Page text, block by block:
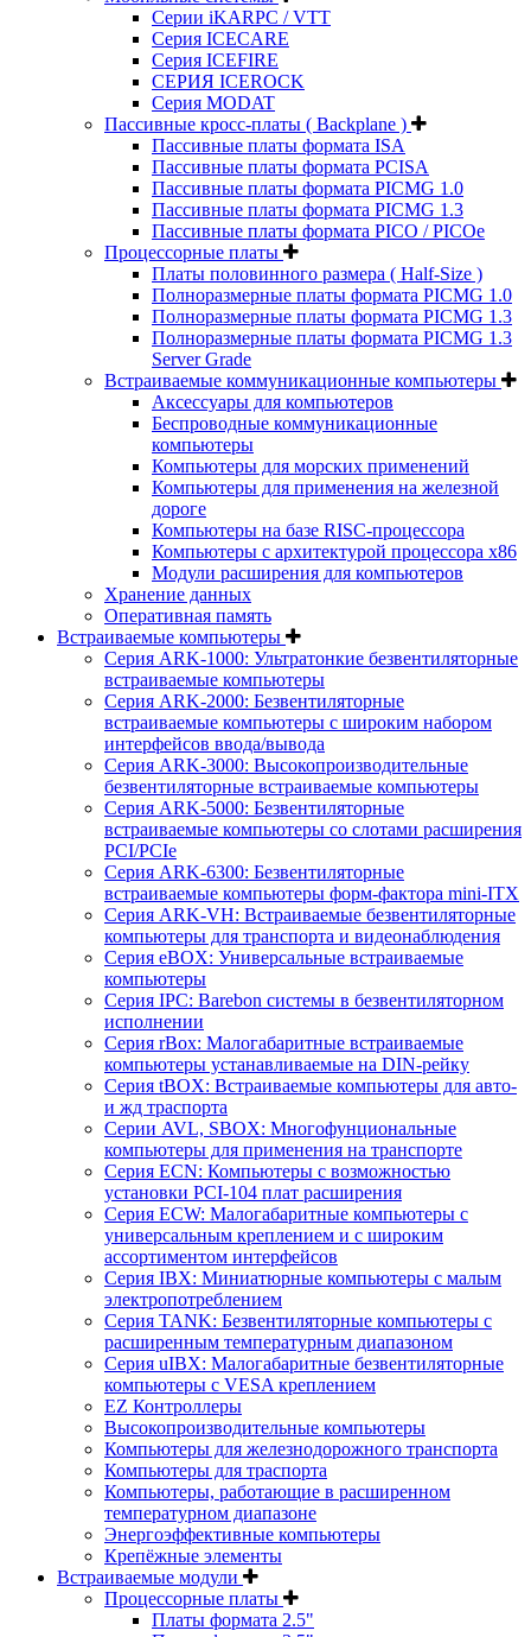
Серии iKARPC / VTT
Серия ICECARE
Серия ICEFIRE
СЕРИЯ ICEROCK
Серия MODAT
Пассивные кросс-платы ( Backplane )
Пассивные платы формата ISA
Пассивные платы формата PCISA
Пассивные платы формата PICMG 1.0
Пассивные платы формата PICMG 1.3
Пассивные платы формата PICO / PICOe
Процессорные платы
Платы половинного размера ( Half-Size )
Полноразмерные платы формата PICMG 1.0
Полноразмерные платы формата PICMG 1.3
Полноразмерные платы формата PICMG 1.3
Server Grade
Встраиваемые коммуникационные компьютеры
Аксессуары для компьютеров
Беспроводные коммуникационные
компьютеры
Компьютеры для морских применений
Компьютеры для применения на железной
дороге
Компьютеры на базе RISC-процессора
Компьютеры с архитектурой процессора x86
Модули расширения для компьютеров
Хранение данных
Оперативная память
Встраиваемые компьютеры
Серия ARK-1000: Ультратонкие безвентиляторные
встраиваемые компьютеры
Серия ARK-2000: Безвентиляторные
встраиваемые компьютеры с широким набором
интерфейсов ввода/вывода
Серия ARK-3000: Высокопроизводительные
безвентиляторные встраиваемые компьютеры
Серия ARK-5000: Безвентиляторные
встраиваемые компьютеры со слотами расширения
PCI/PCIe
Серия ARK-6300: Безвентиляторные
встраиваемые компьютеры форм-фактора mini-ITX
Серия ARK-VH: Встраиваемые безвентиляторные
компьютеры для транспорта и видеонаблюдения
Серия eBOX: Универсальные встраиваемые
компьютеры
Серия IPC: Barebon системы в безвентиляторном
исполнении
Серия rBox: Малогабаритные встраиваемые
компьютеры устанавливаемые на DIN-рейку
Серия tBOX: Встраиваемые компьютеры для авто-
и жд траспорта
Серии AVL, SBOX: Многофунциональные
компьютеры для применения на транспорте
Серия ECN: Компьютеры с возможностью
установки PCI-104 плат расширения
Серия ECW: Малогабаритные компьютеры с
универсальным креплением и с широким
ассортиментом интерфейсов
Серия IBX: Миниатюрные компьютеры с малым
электропотреблением
Серия TANK: Безвентиляторные компьютеры с
расширенным температурным диапазоном
Серия uIBX: Малогабаритные безвентиляторные
компьютеры с VESA креплением
EZ Контроллеры
Высокопроизводительные компьютеры
Компьютеры для железнодорожного транспорта
Компьютеры для траспорта
Компьютеры, работающие в расширенном
температурном диапазоне
Энергоэффективные компьютеры
Крепёжные элементы
Встраиваемые модули
Процессорные платы
Платы формата 2.5"